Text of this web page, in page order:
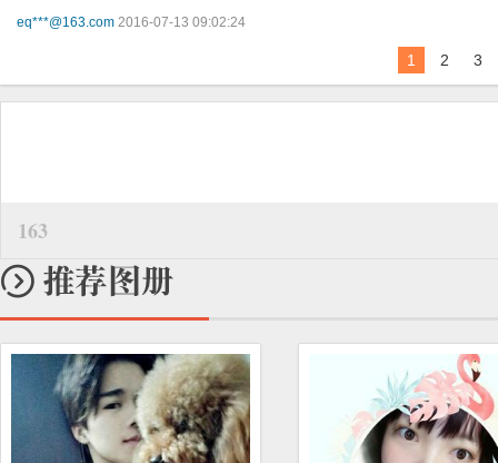
eq***@163.com 2016-07-13 09:02:24
1 2 3
163